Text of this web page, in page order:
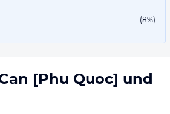
(8%)
[Phu Quoc] und